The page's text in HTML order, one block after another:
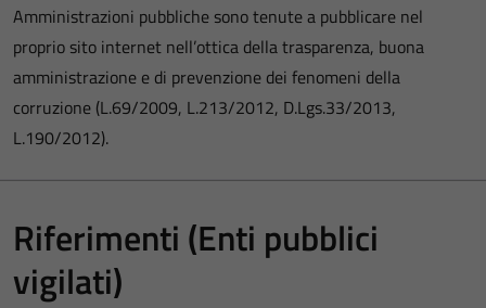
Amministrazioni pubbliche sono tenute a pubblicare nel
proprio sito internet nell’ottica della trasparenza, buona
amministrazione e di prevenzione dei fenomeni della
corruzione (L.69/2009, L.213/2012, D.Lgs.33/2013,
L.190/2012).
Riferimenti (Enti pubblici
vigilati)